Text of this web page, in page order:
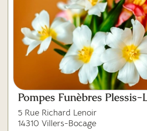
Livraison de fleurs
Blog
Mes dernières
Pompes Funèbres Plessis-
5 Rue Richard Lenoir
14310 Villers-Bocage